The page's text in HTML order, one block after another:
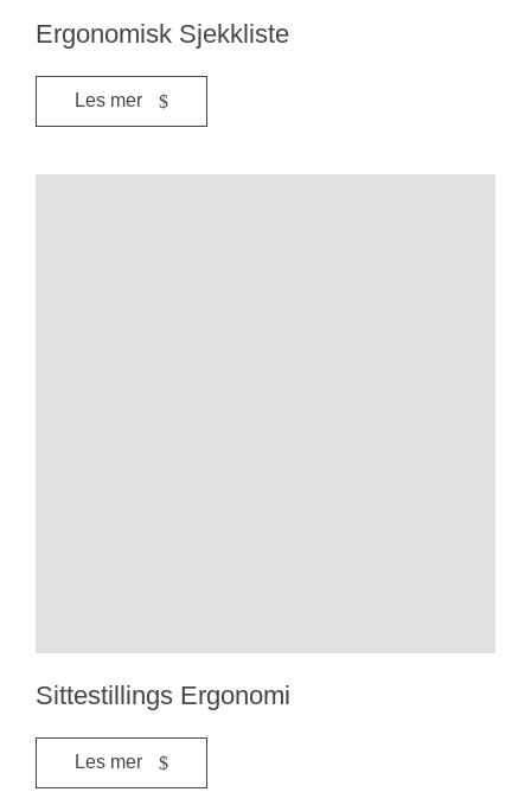
Ergonomisk Sjekkliste
Les mer
Sittestillings Ergonomi
Les mer